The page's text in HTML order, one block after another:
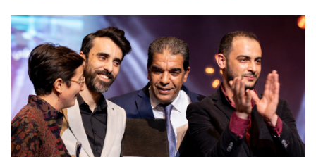
13 mars 2023
اختتام الدورة 21 من مهرجان الأغنية
التونسية